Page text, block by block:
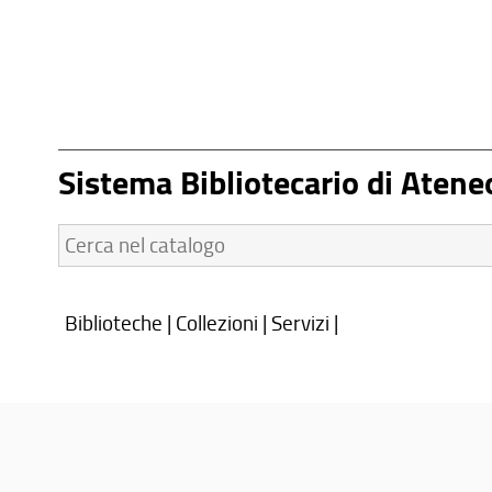
Sistema Bibliotecario di
Cerca
nel
Biblioteche | Collezioni | Servizi |